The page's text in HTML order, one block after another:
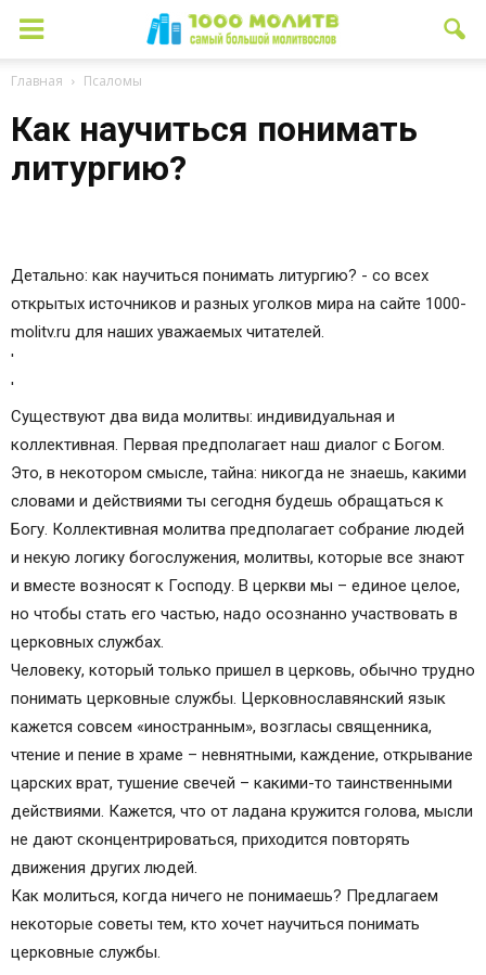
Главная Псаломы
Как научиться понимать
литургию?
Детально: как научиться понимать литургию? - со всех
открытых источников и разных уголков мира на сайте 1000-
molitv.ru для наших уважаемых читателей.
'
'
Существуют два вида молитвы: индивидуальная и
коллективная. Первая предполагает наш диалог с Богом.
Это, в некотором смысле, тайна: никогда не знаешь, какими
словами и действиями ты сегодня будешь обращаться к
Богу. Коллективная молитва предполагает собрание людей
и некую логику богослужения, молитвы, которые все знают
и вместе возносят к Господу. В церкви мы – единое целое,
но чтобы стать его частью, надо осознанно участвовать в
церковных службах.
Человеку, который только пришел в церковь, обычно трудно
понимать церковные службы. Церковнославянский язык
кажется совсем «иностранным», возгласы священника,
чтение и пение в храме – невнятными, каждение, открывание
царских врат, тушение свечей – какими-то таинственными
действиями. Кажется, что от ладана кружится голова, мысли
не дают сконцентрироваться, приходится повторять
движения других людей.
Как молиться, когда ничего не понимаешь? Предлагаем
некоторые советы тем, кто хочет научиться понимать
церковные службы.